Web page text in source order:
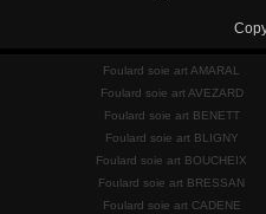
Foulard soie art AMARAL
Foulard soie art AVEZARD
Foulard soie art BENETT
Foulard soie art BLIGNY
Foulard soie art BOUCHEIX
Foulard soie art BRESSAN
Foulard soie art CADENE